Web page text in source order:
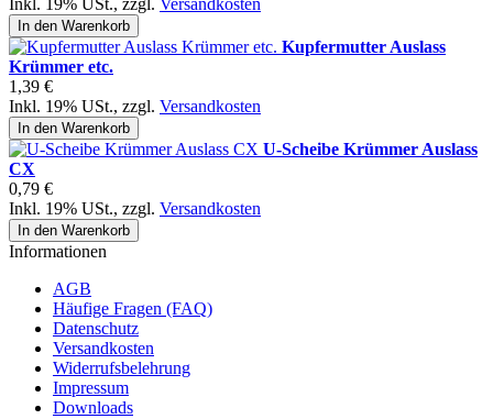
Inkl. 19% USt., zzgl. Versandkosten
In den Warenkorb
Kupfermutter Auslass
Krümmer etc.
1,39 €
Inkl. 19% USt., zzgl. Versandkosten
In den Warenkorb
U-Scheibe Krümmer Auslass
CX
0,79 €
Inkl. 19% USt., zzgl. Versandkosten
In den Warenkorb
Informationen
AGB
Häufige Fragen (FAQ)
Datenschutz
Versandkosten
Widerrufsbelehrung
Impressum
Downloads